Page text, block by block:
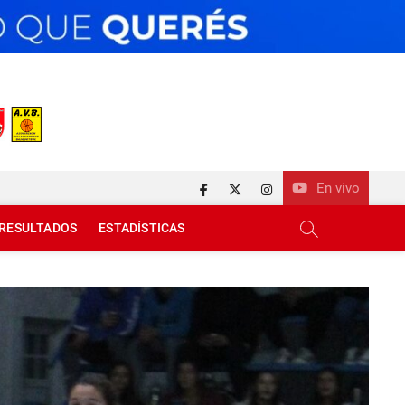
En vivo
facebook
twitterinstagram
RESULTADOS ESTADÍSTICAS